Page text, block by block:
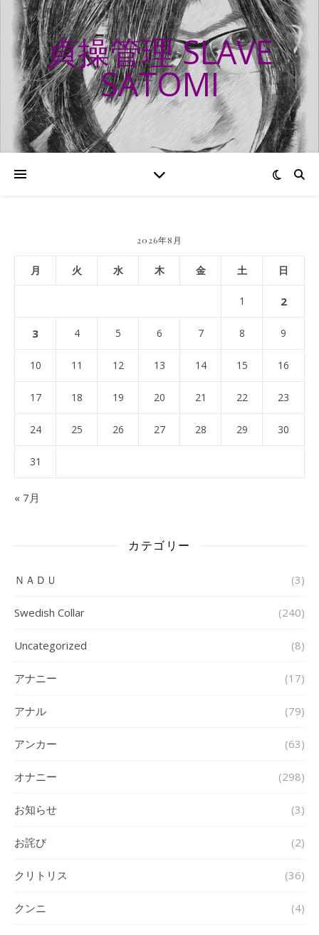
貞操管理 SLAVE
SATOMI
2026年8月
月 火 水 木 金 土 日
1 2
3 4 5 6 7 8 9
10 11 12 13 14 15 16
17 18 19 20 21 22 23
24 25 26 27 28 29 30
31
« 7月
カテゴリー
ＮＡＤＵ (3)
Swedish Collar (240)
Uncategorized (8)
アナニー (17)
アナル (79)
アンカー (63)
オナニー (298)
お知らせ (3)
お詫び (2)
クリトリス (36)
クンニ (4)